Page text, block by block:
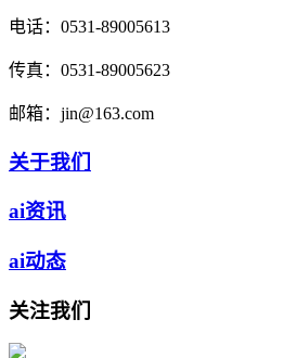
电话： 0531-89005613
传真： 0531-89005623
邮箱： jin@163.com
关于我们
ai资讯
ai动态
关注我们